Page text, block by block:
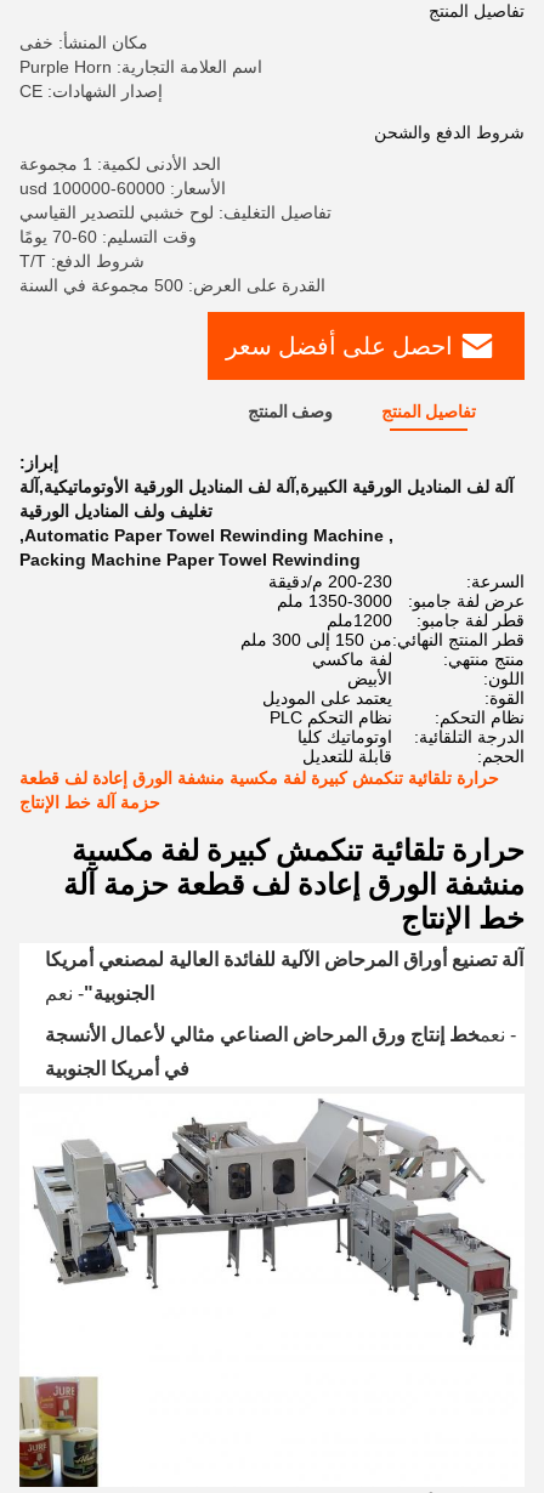
تفاصيل المنتج
مكان المنشأ: خفى
اسم العلامة التجارية: Purple Horn
إصدار الشهادات: CE
شروط الدفع والشحن
الحد الأدنى لكمية: 1 مجموعة
الأسعار: 60000-100000 usd
تفاصيل التغليف: لوح خشبي للتصدير القياسي
وقت التسليم: 60-70 يومًا
شروط الدفع: T/T
القدرة على العرض: 500 مجموعة في السنة
احصل على أفضل سعر
تفاصيل المنتج وصف المنتج
إبراز:
آلة لف المناديل الورقية الكبيرة,آلة لف المناديل الورقية الأوتوماتيكية,آلة
تغليف ولف المناديل الورقية
,
Automatic Paper Towel Rewinding Machine
,
Packing Machine Paper Towel Rewinding
السرعة:
200-230 م/دقيقة
عرض لفة جامبو:
1350-3000 ملم
قطر لفة جامبو:
1200ملم
قطر المنتج النهائي:من 150 إلى 300 ملم
منتج منتهي:
لفة ماكسي
اللون:
الأبيض
القوة:
يعتمد على الموديل
نظام التحكم:
نظام التحكم PLC
الدرجة التلقائية:
اوتوماتيك كليا
الحجم:
قابلة للتعديل
حرارة تلقائية تنكمش كبيرة لفة مكسية منشفة الورق إعادة لف قطعة
حزمة آلة خط الإنتاج
حرارة تلقائية تنكمش كبيرة لفة مكسية
منشفة الورق إعادة لف قطعة حزمة آلة
خط الإنتاج
آلة تصنيع أوراق المرحاض الآلية للفائدة العالية لمصنعي أمريكا
الجنوبية"- نعم
- نعمخط إنتاج ورق المرحاض الصناعي مثالي لأعمال الأنسجة
في أمريكا الجنوبية